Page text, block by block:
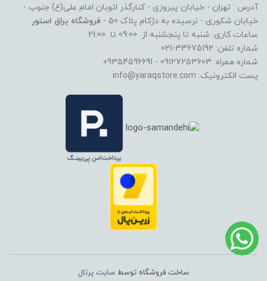
آدرس : تهران - خیابان پیروزی - کنارگذر اتوبان امام علی(ع) جنوب -
خیابان شکوری - نرسیده به دژکام پلاک 50 -
فروشگاه یراق استور
ساعات کاری: شنبه تا پنجشنبه از 09:00 تا 21:00
شماره تلفن: 33675192-021
شماره همراه: 09127253603 - 09354596691
پست الکترونیک: info@yaraqstore.com
ساخت فروشگاه توسط سایت پرتال